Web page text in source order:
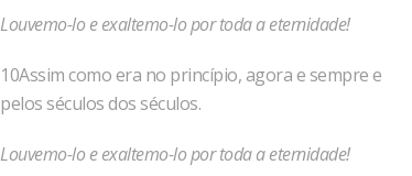
Louvemo-lo e exaltemo-lo por toda a eternidade!
10Assim como era no princípio, agora e sempre e
pelos séculos dos séculos.
Louvemo-lo e exaltemo-lo por toda a eternidade!